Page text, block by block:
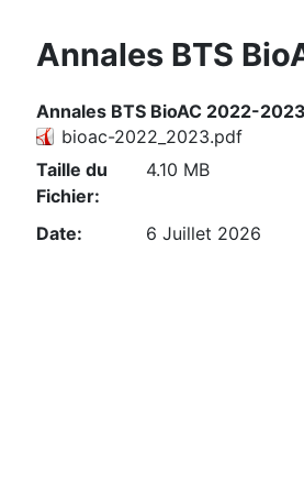
Annales BTS
Annales BTS BioAC 2022-2023
bioac-2022_2023.pdf
Taille du
Fichier:
4.10 MB
Date: 6 Juillet 2026